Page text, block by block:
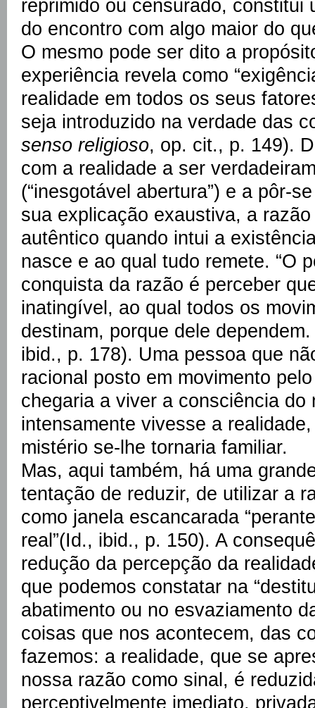
reprimido ou censurado, constitui
do encontro com algo maior do
O mesmo pode ser dito a
experiência revela como
realidade em todos os seus
seja introduzido na verdade das
senso religioso, op. cit., p. 149).
com a realidade a ser
(“inesgotável abertura”) e a pôr-
sua explicação exaustiva, a
autêntico quando intui a
nasce e ao qual tudo remete. “O
conquista da razão é perceber
inatingível, ao qual todos os
destinam, porque dele
ibid., p. 178). Uma pessoa que
racional posto em movimento
chegaria a viver a consciência do
intensamente vivesse a
mistério se-lhe tornaria familiar.
Mas, aqui também, há uma
tentação de reduzir, de utilizar a
como janela escancarada
real”(Id., ibid., p. 150). A
redução da percepção da
que podemos constatar na
abatimento ou no esvaziamento
coisas que nos acontecem, das
fazemos: a realidade, que se
nossa razão como sinal, é
perceptivelmente imediato,